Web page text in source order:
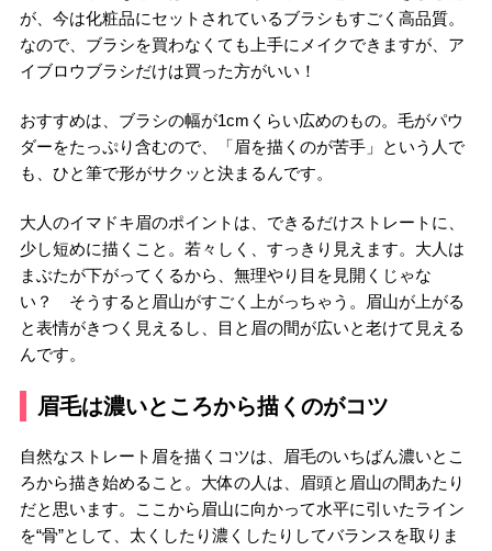
が、今は化粧品にセットされているブラシもすごく高品質。
なので、ブラシを買わなくても上手にメイクできますが、ア
イブロウブラシだけは買った方がいい！
おすすめは、ブラシの幅が1cmくらい広めのもの。毛がパウ
ダーをたっぷり含むので、「眉を描くのが苦手」という人で
も、ひと筆で形がサクッと決まるんです。
大人のイマドキ眉のポイントは、できるだけストレートに、
少し短めに描くこと。若々しく、すっきり見えます。大人は
まぶたが下がってくるから、無理やり目を見開くじゃな
い？ そうすると眉山がすごく上がっちゃう。眉山が上がる
と表情がきつく見えるし、目と眉の間が広いと老けて見える
んです。
眉毛は濃いところから描くのがコツ
自然なストレート眉を描くコツは、眉毛のいちばん濃いとこ
ろから描き始めること。大体の人は、眉頭と眉山の間あたり
だと思います。ここから眉山に向かって水平に引いたライン
を“骨”として、太くしたり濃くしたりしてバランスを取りま